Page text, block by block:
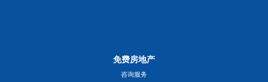
免费房地产
咨询服务